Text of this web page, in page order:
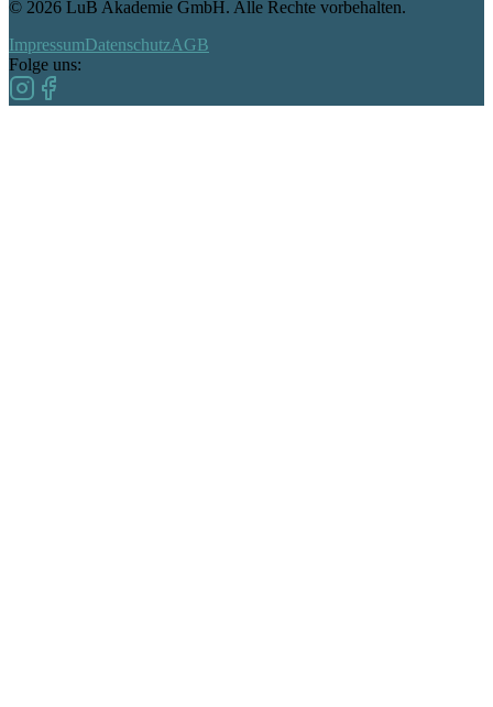
© 2026 LuB Akademie GmbH. Alle Rechte vorbehalten.
ImpressumDatenschutzAGB
Folge uns: